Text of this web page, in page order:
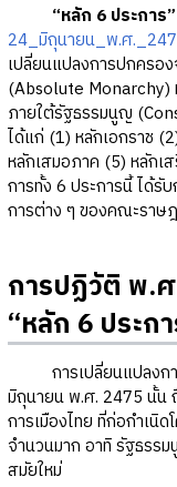
“หลัก 6 ประการ”
24_มิถุนายน_พ.ศ
เปลี่ยนแปลงการปกคร
(Absolute Monarchy)
ภายใต้รัฐธรรมนูญ
ได้แก่ (1) หลักเอกราช
หลักเสมอภาค (5) หลักเ
การทั้ง 6 ประการนี้ ได้รั
การต่าง ๆ ของคณะราษ
การปฏิวัติ พ.
“หลัก 6 ประก
การเปลี่ยนแปลงกา
มิถุนายน พ.ศ. 2475 นั้น
การเมืองไทย ที่ก่อกำเนิ
จำนวนมาก อาทิ รัฐธรร
สมัยใหม่